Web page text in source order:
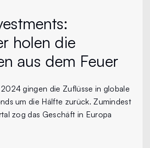
holen die
aus dem Feuer
gingen die Zuflüsse in globale
um die Hälfte zurück. Zumindest
zog das Geschäft in Europa